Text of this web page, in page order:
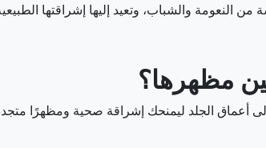
من النعومة والشباب، وتعيد إليها إشراقتها
مظهرها؟
إلى أعماق الجلد ليمنحك إشراقة صحية ومظهرًا